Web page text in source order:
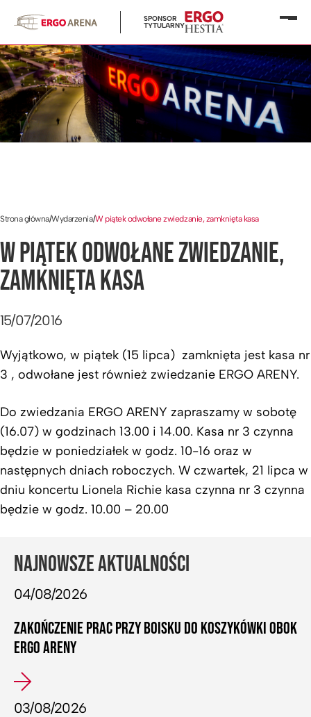
SPONSOR
TYTULARNY
Strona główna/Wydarzenia/W piątek odwołane zwiedzanie, zamknięta kasa
W PIĄTEK ODWOŁANE ZWIEDZANIE,
ZAMKNIĘTA KASA
15/07/2016
Wyjątkowo, w piątek (15 lipca) zamknięta jest kasa nr
3 , odwołane jest również zwiedzanie ERGO ARENY.
Do zwiedzania ERGO ARENY zapraszamy w sobotę
(16.07) w godzinach 13.00 i 14.00. Kasa nr 3 czynna
będzie w poniedziałek w godz. 10-16 oraz w
następnych dniach roboczych. W czwartek, 21 lipca w
dniu koncertu Lionela Richie kasa czynna nr 3 czynna
będzie w godz. 10.00 – 20.00
NAJNOWSZE AKTUALNOŚCI
04/08/2026
ZAKOŃCZENIE PRAC PRZY BOISKU DO KOSZYKÓWKI OBOK
ERGO ARENY
03/08/2026